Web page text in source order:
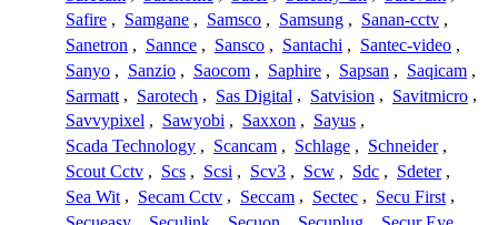
Safire , Samgane , Samsco , Samsung , Sanan-cctv ,
Sanetron , Sannce , Sansco , Santachi , Santec-video ,
Sanyo , Sanzio , Saocom , Saphire , Sapsan , Saqicam ,
Sarmatt , Sarotech , Sas Digital , Satvision , Savitmicro ,
Savvypixel , Sawyobi , Saxxon , Sayus ,
Scada Technology , Scancam , Schlage , Schneider ,
Scout Cctv , Scs , Scsi , Scv3 , Scw , Sdc , Sdeter ,
Sea Wit , Secam Cctv , Seccam , Sectec , Secu First ,